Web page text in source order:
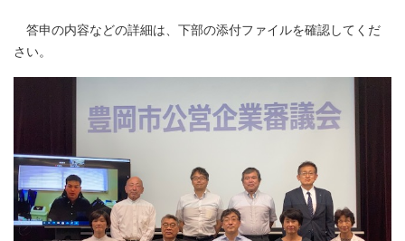
答申の内容などの詳細は、下部の添付ファイルを確認してくだ
さい。